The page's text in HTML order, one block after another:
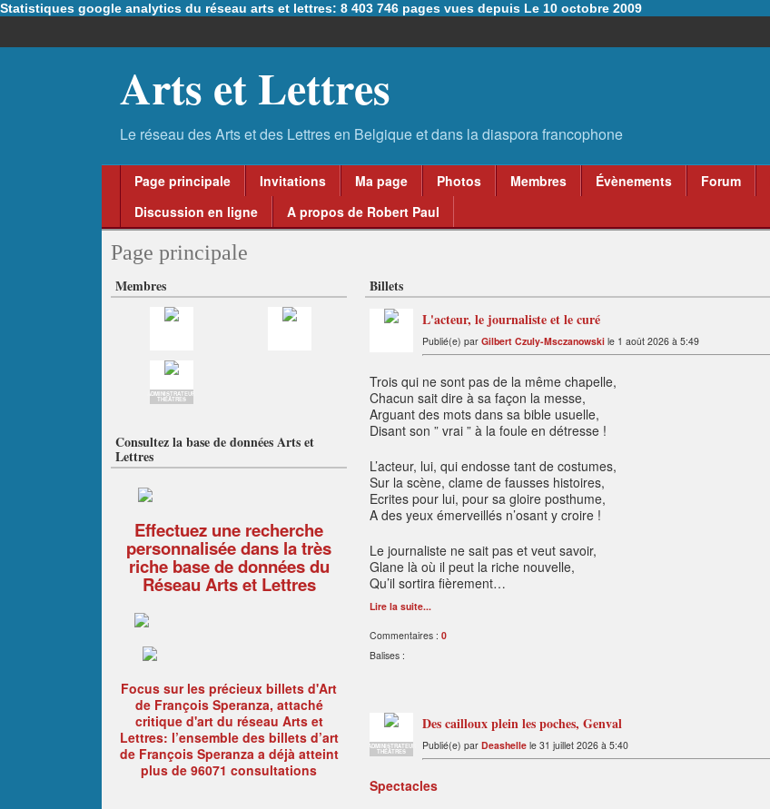
Statistiques google analytics du réseau arts et lettres: 8 403 746 pages vues depuis Le 10 octobre 2009
Arts et Lettres
Page principale Invitations Ma page Photos Membres Évènements Forum
Discussion en ligne
A propos de Robert Paul
Page principale
Billets
L'acteur, le journaliste et le curé
Publié(e) par Gilbert Czuly-Msczanowski le 1 août 2026 à 5:49
Trois qui ne sont pas de la même chapelle,
Chacun sait dire à sa façon la messe,
Arguant des mots dans sa bible usuelle,
Disant son ” vrai ” à la foule en détresse !
L’acteur, lui, qui endosse tant de costumes,
Sur la scène, clame de fausses histoires,
Ecrites pour lui, pour sa gloire posthume,
A des yeux émerveillés n’osant y croire !
Le journaliste ne sait pas et veut savoir,
Glane là où il peut la riche nouvelle,
Qu’il sortira fièrement…
Lire la suite...
Commentaires : 0
Balises :
ADMINISTRATEUR
THÉÂTRES
Des cailloux plein les poches, Genval
Publié(e) par Deashelle le 31 juillet 2026 à 5:40
Spectacles
Membres
ADMINISTRATEUR
THÉÂTRES
Consultez la base de données Arts et
Lettres
Effectuez une recherche
personnalisée dans la très
riche base de données du
Réseau Arts et Lettres
Focus sur les précieux billets d'Art
de François Speranza, attaché
critique d'art du réseau Arts et
Lettres: l’ensemble des billets d’art
de François Speranza a déjà atteint
plus de 96071 consultations